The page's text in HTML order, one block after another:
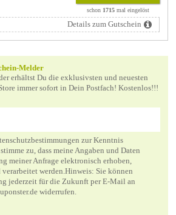
schon 1715mal eingelöst
Details zum Gutschein
Melder
erhältst Du die exklusivsten und neuesten
immer sofort in Dein Postfach! Kostenlos!!!
zur Kenntnis
zu, dass meine Angaben und Daten
meiner Anfrage elektronisch erhoben,
verarbeitet werden.Hinweis: Sie können
jederzeit für die Zukunft per E-Mail an
widerrufen.